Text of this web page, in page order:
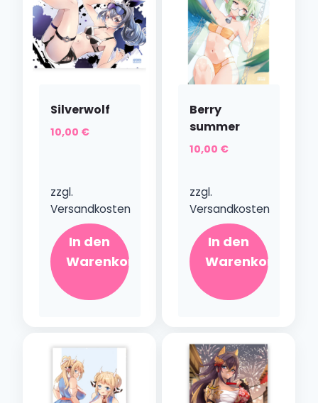
Silverwolf
10,00 €
zzgl.
Versandkosten
In den
Warenkorb
Berry
summer
10,00 €
zzgl.
Versandkosten
In den
Warenkorb